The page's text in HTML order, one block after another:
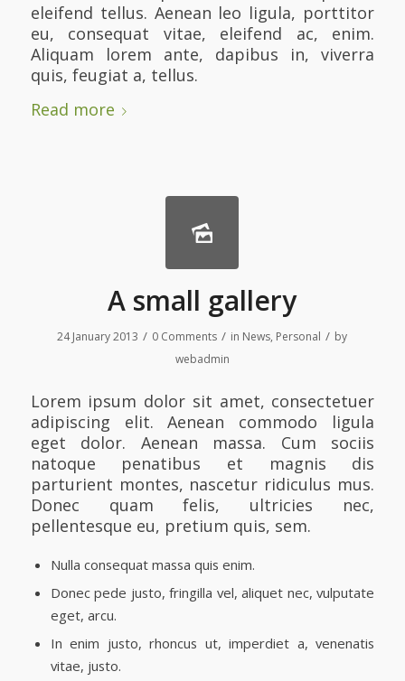
eleifend tellus. Aenean leo ligula, porttitor
eu, consequat vitae, eleifend ac, enim.
Aliquam lorem ante, dapibus in, viverra
quis, feugiat a, tellus.
Read more
A small gallery
24 January 2013 / 0 Comments / in News, Personal / by
webadmin
Lorem ipsum dolor sit amet, consectetuer
adipiscing elit. Aenean commodo ligula
eget dolor. Aenean massa. Cum sociis
natoque penatibus et magnis dis
parturient montes, nascetur ridiculus mus.
Donec quam felis, ultricies nec,
pellentesque eu, pretium quis, sem.
Nulla consequat massa quis enim.
Donec pede justo, fringilla vel, aliquet nec, vulputate
eget, arcu.
In enim justo, rhoncus ut, imperdiet a, venenatis
vitae, justo.